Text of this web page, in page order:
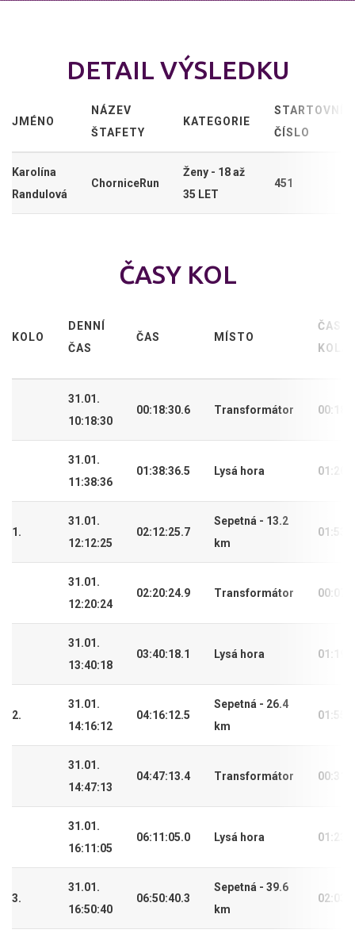
DETAIL VÝSLEDKU
JMÉNO
NÁZEV
ŠTAFETY
KATEGORIE
STARTOVNÍ
ČÍSLO
Karolína
Randulová
ChorniceRun
Ženy - 18 až
35 LET
451
ČASY KOL
KOLO
DENNÍ
ČAS
ČAS MÍSTO
ČAS
KOLA
31.01.
10:18:30
00:18:30.6 Transformátor
31.01.
11:38:36
01:38:36.5 Lysá hora
1.
31.01.
12:12:25
02:12:25.7
Sepetná - 13.2
km
31.01.
12:20:24
02:20:24.9 Transformátor
31.01.
13:40:18
03:40:18.1 Lysá hora
2.
31.01.
14:16:12
04:16:12.5
Sepetná - 26.4
km
31.01.
14:47:13
04:47:13.4 Transformátor
31.01.
16:11:05
06:11:05.0 Lysá hora
3.
31.01.
16:50:40
06:50:40.3
Sepetná - 39.6
km